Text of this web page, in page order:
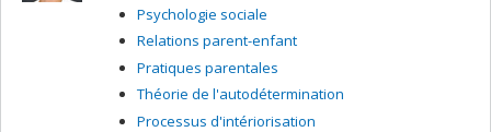
d’un congé parental (RQAP).
Psychologie sociale
Relations parent-enfant
Pratiques parentales
Théorie de l'autodétermination
Processus d'intériorisation